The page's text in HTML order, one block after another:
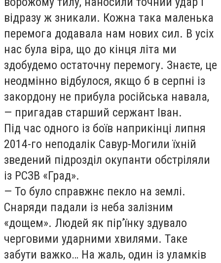
відразу ж зникали. Кожна така маленька
перемога додавала нам нових сил. В усіх
нас була віра, що до кінця літа ми
здобудемо остаточну перемогу. Знаєте, це
неодмінно відбулося, якщо б в серпні із
закордону не прибула російська навала,
— пригадав старший сержант Іван.
Під час одного із боїв наприкінці липня
2014-го неподалік Савур-Могили їхній
зведений підрозділ окупанти обстріляли
із РСЗВ «Град».
— То було справжнє пекло на землі.
Снаряди падали із неба залізним
«дощем». Людей як пір’їнку здувало
черговими ударними хвилями. Таке
забути важко… На жаль, один із уламків